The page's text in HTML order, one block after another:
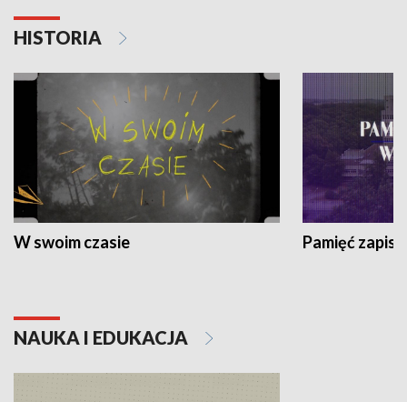
HISTORIA
W swoim czasie Pamięć
NAUKA I EDUKACJA